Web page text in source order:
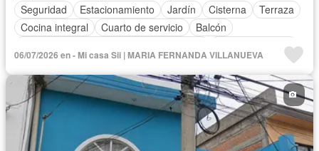
Seguridad
Estacionamiento Jardín Cisterna
Terraza
Cocina integral
Cuarto de servicio
Balcón
Cocina equipada
Sala polivalente
Internet
Circuito cerrado de televisión
Electricidad
Agua
Cuarto de Limpieza
Televisión por cable
Despacho
Vista panorámica
Recámara con closet
Caseta de vigilancia Sin amueblar
06/07/2026 en - Mi casa Sii | MARIA FERNANDA VILLANUEVA